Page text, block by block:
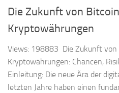
Die Zukunft von
Kryptowährungen
Views: 198883 Die Zukunft von
Kryptowährungen: Chancen,
Einleitung: Die neue Ära der
letzten Jahre haben einen